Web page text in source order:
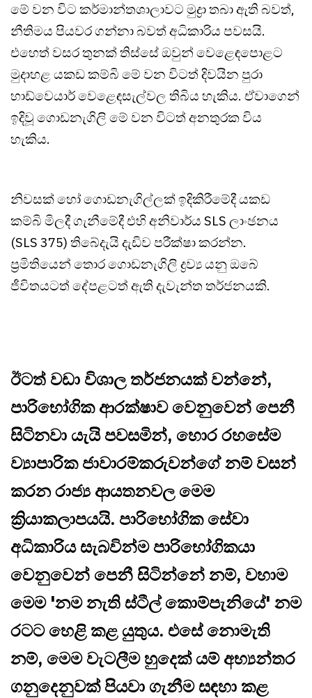
මේ වන විට කර්මාන්තශාලාවට මුද්‍රා තබා ඇති බවත්,
නීතිමය පියවර ගන්නා බවත් අධිකාරිය පවසයි.
එහෙත් වසර තුනක් තිස්සේ ඔවුන් වෙළෙඳපොළට
මුදාහළ යකඩ කම්බි මේ වන විටත් දිවයින පුරා
හාඩ්වෙයාර් වෙළෙඳසැල්වල තිබිය හැකිය. ඒවාගෙන්
ඉදිවූ ගොඩනැගිලි මේ වන විටත් අනතුරක විය
හැකිය.
නිවසක් හෝ ගොඩනැගිල්ලක් ඉදිකිරීමේදී යකඩ
කම්බි මිලදී ගැනීමේදී එහි අනිවාර්ය SLS ලාංඡනය
(SLS 375) තිබේදැයි දැඩිව පරීක්ෂා කරන්න.
ප්‍රමිතියෙන් තොර ගොඩනැගිලි ද්‍රව්‍ය යනු ඔබේ
ජීවිතයටත් දේපළටත් ඇති දැවැන්ත තර්ජනයකි.
ඊටත් වඩා විශාල තර්ජනයක් වන්නේ,
පාරිභෝගික ආරක්ෂාව වෙනුවෙන් පෙනී
සිටිනවා යැයි පවසමින්, හොර රහසේම
ව්‍යාපාරික ජාවාරම්කරුවන්ගේ නම් වසන්
කරන රාජ්‍ය ආයතනවල මෙම
ක්‍රියාකලාපයයි. පාරිභෝගික සේවා
අධිකාරිය සැබවින්ම පාරිභෝගිකයා
වෙනුවෙන් පෙනී සිටින්නේ නම්, වහාම
මෙම 'නම නැති ස්ටීල් කොම්පැනියේ' නම
රටට හෙළි කළ යුතුය. එසේ නොමැති
නම්, මෙම වැටලීම හුදෙක් යම් අභ්‍යන්තර
ගනුදෙනුවක් පියවා ගැනීම සඳහා කළ